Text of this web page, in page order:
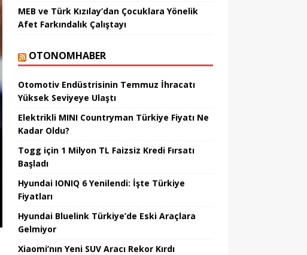
MEB ve Türk Kızılay’dan Çocuklara Yönelik
Afet Farkındalık Çalıştayı
OTONOMHABER
Otomotiv Endüstrisinin Temmuz İhracatı
Yüksek Seviyeye Ulaştı
Elektrikli MINI Countryman Türkiye Fiyatı Ne
Kadar Oldu?
Togg için 1 Milyon TL Faizsiz Kredi Fırsatı
Başladı
Hyundai IONIQ 6 Yenilendi: İşte Türkiye
Fiyatları
Hyundai Bluelink Türkiye’de Eski Araçlara
Gelmiyor
Xiaomi’nın Yeni SUV Aracı Rekor Kırdı